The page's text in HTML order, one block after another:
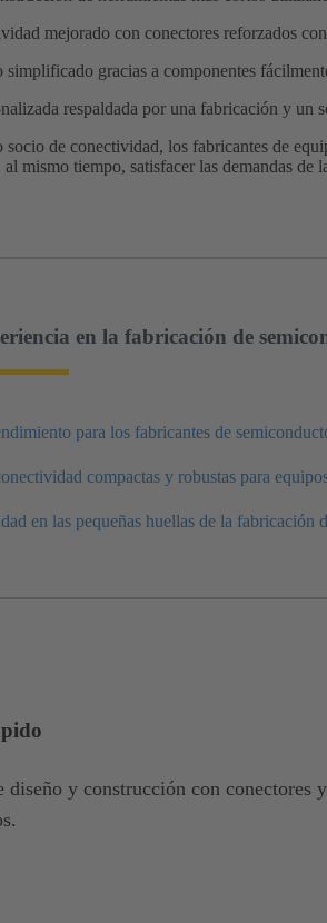
mejorado con conectores reforzados
simplificado gracias a componentes
respaldada por una fabricación y un
de conectividad, los fabricantes de
mismo tiempo, satisfacer las demandas de
en la fabricación de
para los fabricantes de
compactas y robustas para
en las pequeñas huellas de la fabricación
diseño y construcción con conectores